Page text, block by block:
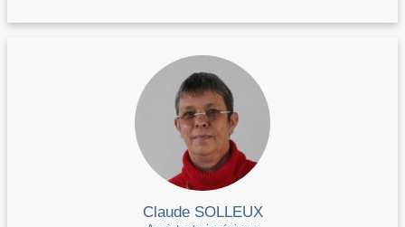
Claude SOLLEUX